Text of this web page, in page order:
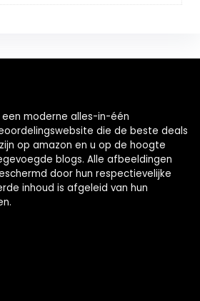
moderne alles-in-één
die de beste deals
op amazon en u op de hoogte
blogs. Alle afbeeldingen
door hun respectievelijke
inhoud is afgeleid van hun